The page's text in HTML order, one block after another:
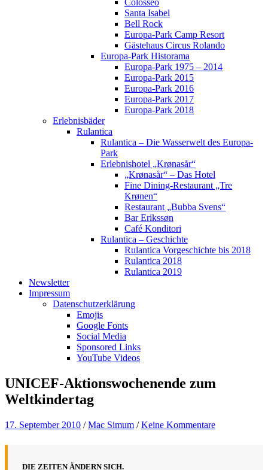
Colosseo
Santa Isabel
Bell Rock
Europa-Park Camp Resort
Gästehaus Circus Rolando
Europa-Park Historama
Europa-Park 1975 – 2014
Europa-Park 2015
Europa-Park 2016
Europa-Park 2017
Europa-Park 2018
Erlebnisbäder
Rulantica
Rulantica – Die Wasserwelt des Europa-
Park
Erlebnishotel „Krønasår“
„Krønasår“ – Das Hotel
Fine Dining-Restaurant „Tre
Krønen“
Restaurant „Bubba Svens“
Bar Erikssøn
Café Konditori
Rulantica – Geschichte
Rulantica Vorgeschichte bis 2018
Rulantica 2018
Rulantica 2019
Newsletter
Impressum
Datenschutzerklärung
Emojis
Google Fonts
Social Media
Sponsored Links
YouTube Videos
UNICEF-Aktionswochenende zum
Weltkindertag
17. September 2010 /Mac Simum /Keine Kommentare
DIE ZEITEN ÄNDERN SICH.